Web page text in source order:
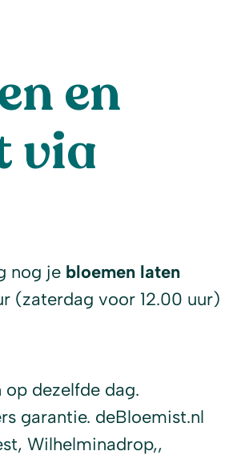
en
via
nog je bloemen laten
(zaterdag voor 12.00 uur)
dezelfde dag.
garantie. deBloemist.nl
Wilhelminadrop,,